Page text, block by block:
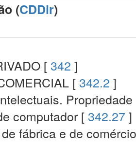
(CDDir)
[ 342 ]
[ 342.2 ]
computador [ 342.27 ]
fábrica e de